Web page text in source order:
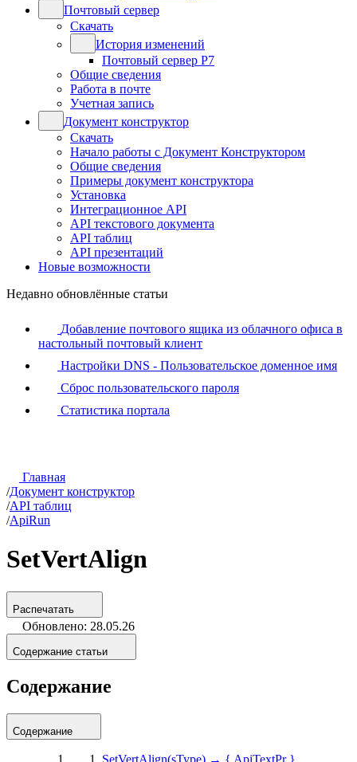
Почтовый сервер
Скачать
История изменений
Почтовый сервер Р7
Общие сведения
Работа в почте
Учетная запись
Документ конструктор
Скачать
Начало работы с Документ Конструктором
Общие сведения
Примеры документ конструктора
Установка
Интеграционное API
API текстового документа
API таблиц
API презентаций
Новые возможности
Недавно обновлённые статьи
Добавление почтового ящика из облачного офиса в
настольный почтовый клиент
Настройки DNS - Пользовательское доменное имя
Сброс пользовательского пароля
Статистика портала
Главная
/Документ конструктор
/API таблиц
/ApiRun
SetVertAlign
Распечатать
Обновлено: 28.05.26
Содержание статьи
Содержание
Содержание
SetVertAlign(sType) → { ApiTextPr }